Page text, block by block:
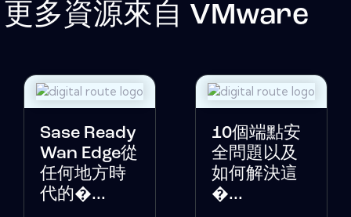
更多資源來自 VMware
Sase Ready
Wan Edge從
任何地方時
代的�...
10個端點安
全問題以及
如何解決這
�...